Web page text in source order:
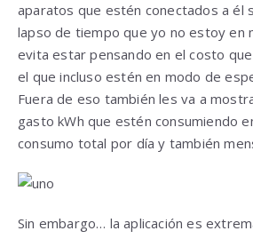
aparatos que estén conectados a él
lapso de tiempo que yo no estoy en
evita estar pensando en el costo
el que incluso estén en modo de
Fuera de eso también les va a
gasto kWh que estén consumiendo
consumo total por día y también
Sin embargo… la aplicación es